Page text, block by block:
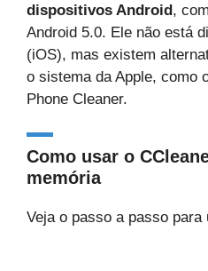
dispositivos Android,
Android 5.0. Ele não está
(iOS), mas existem
o sistema da Apple, como
Phone Cleaner.
Como usar o
memória
Veja o passo a passo para